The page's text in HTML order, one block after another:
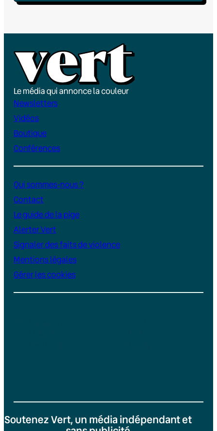
Le média qui annonce la couleur
Newsletters
Vidéos
Boutique
Conférences
Qui sommes-nous ?
Contact
Le guide de la pige
Alerter Vert
Signaler des faits de violence
Mentions légales
Gérer les cookies
Soutenez Vert, un média indépendant et